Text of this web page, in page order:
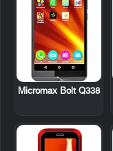
Micromax Bolt Q338